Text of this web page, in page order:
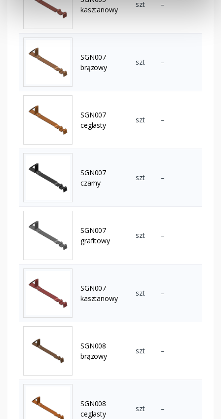
kasztanowy
szt –
SGN007
brązowy
szt –
SGN007
ceglasty
szt –
SGN007
czarny
szt –
SGN007
grafitowy
szt –
SGN007
kasztanowy
szt –
SGN008
brązowy
szt –
SGN008
ceglasty
szt –